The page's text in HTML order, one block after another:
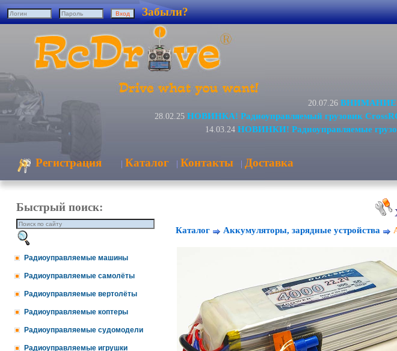
Забыли?
20.07.26 ВНИМАНИЕ!
28.02.25 НОВИНКА! Радиоуправляемый грузовик
14.03.24 НОВИНКИ! Радиоуправляемые
Регистрация | Каталог | Контакты | Доставка
Быстрый поиск:
Радиоуправляемые машины
Радиоуправляемые самолёты
Радиоуправляемые вертолёты
Радиоуправляемые коптеры
Радиоуправляемые судомодели
Радиоуправляемые игрушки
Каталог Аккумуляторы, зарядные устройства